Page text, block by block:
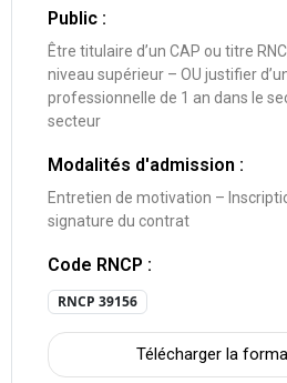
Public :
Être titulaire d’un CAP ou titre
niveau supérieur – OU justifier
professionnelle de 1 an dans le
secteur
Modalités d'admission :
Entretien de motivation –
signature du contrat
Code RNCP :
RNCP 39156
Télécharger la